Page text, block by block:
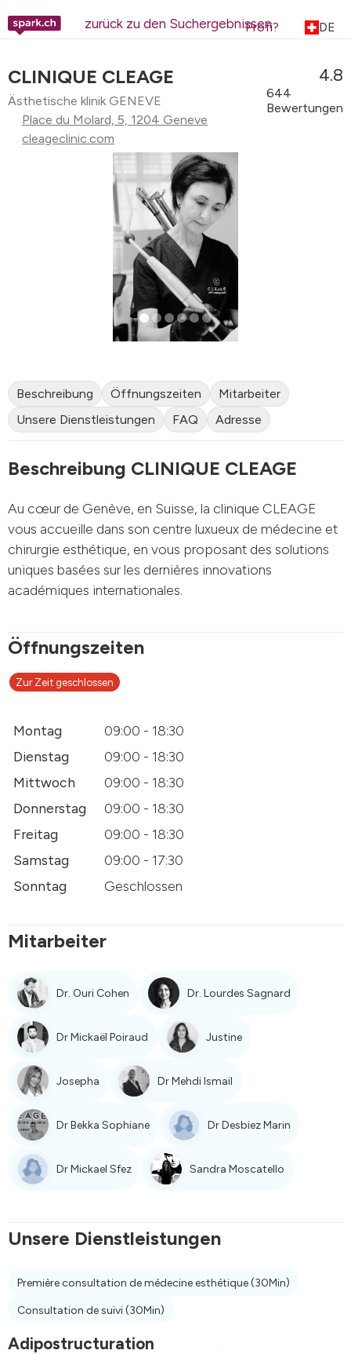
zurück zu den Suchergebnissen
Profi? DE
CLINIQUE CLEAGE
Ästhetische klinik GENEVE
Place du Molard, 5, 1204 Geneve
cleageclinic.com
4.8
644
Bewertungen
Beschreibung Öffnungszeiten
Mitarbeiter
Unsere Dienstleistungen
FAQ Adresse
Beschreibung CLINIQUE CLEAGE
Au cœur de Genève, en Suisse, la clinique CLEAGE
vous accueille dans son centre luxueux de médecine et
chirurgie esthétique, en vous proposant des solutions
uniques basées sur les dernières innovations
académiques internationales.
Öffnungszeiten
Zur Zeit geschlossen
Montag
09:00 - 18:30
Dienstag
09:00 - 18:30
Mittwoch
09:00 - 18:30
Donnerstag
09:00 - 18:30
Freitag
09:00 - 18:30
Samstag
09:00 - 17:30
Sonntag
Geschlossen
Mitarbeiter
Dr. Ouri Cohen Dr. Lourdes Sagnard
Dr Mickaël Poiraud Justine
Josepha Dr Mehdi Ismail
Dr Bekka Sophiane Dr Desbiez Marin
Dr Mickael Sfez Sandra Moscatello
Unsere Dienstleistungen
Première consultation de médecine esthétique(30Min)
Consultation de suivi(30Min)
Adipostructuration